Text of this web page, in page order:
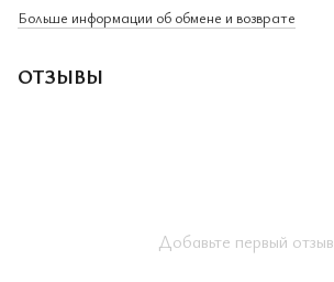
Больше информации об обмене и возврате
ОТЗЫВЫ
Добавьте первый отзыв